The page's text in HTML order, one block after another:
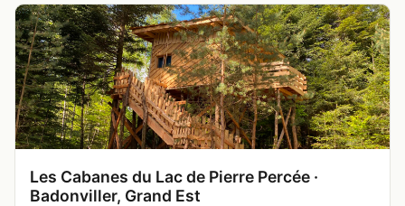
Les Cabanes du Lac de Pierre Percée ·
Badonviller, Grand Est